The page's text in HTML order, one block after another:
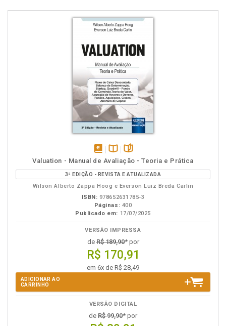
disponível
em
eBook
Disponível
na
B.V.
páginas
Valuation - Manual de Avaliação - Teoria e Prática
3ª EDIÇÃO - REVISTA E ATUALIZADA
Wilson Alberto Zappa Hoog e Everson Luiz Breda Carlin
ISBN: 978652631785-3
Páginas: 400
Publicado em: 17/07/2025
VERSÃO IMPRESSA
deR$ 189,90* por
R$ 170,91
em 6x de R$ 28,49
ADICIONAR AO
CARRINHO
VERSÃO DIGITAL
de R$ 99,90* por